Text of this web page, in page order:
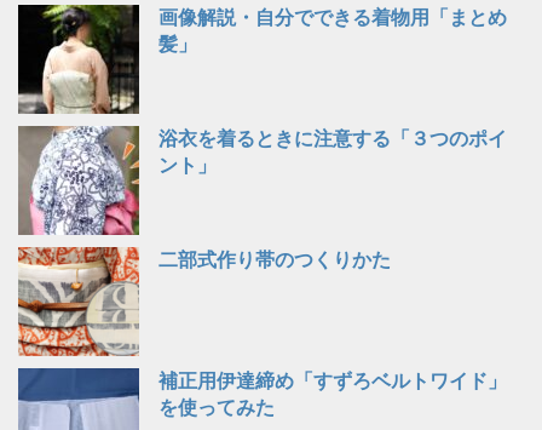
画像解説・自分でできる着物用「まとめ
髪」
浴衣を着るときに注意する「３つのポイ
ント」
二部式作り帯のつくりかた
補正用伊達締め「すずろベルトワイド」
を使ってみた